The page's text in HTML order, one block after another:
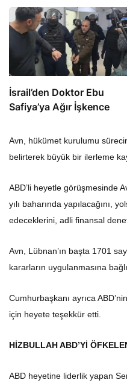
İsrail’den Doktor Ebu
Safiya’ya Ağır İşkence
Avn, hükümet kurulumu
belirterek büyük bir ilerleme
ABD’li heyetle görüşmesinde
yılı baharında yapılacağını,
edeceklerini, adli finansal
Avn, Lübnan’ın başta 1701
kararların uygulanmasına
Cumhurbaşkanı ayrıca
için heyete teşekkür etti.
HİZBULLAH ABD’Yİ
ABD heyetine liderlik yapan